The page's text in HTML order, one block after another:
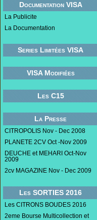
Documentation VISA
La Publicite
La Documentation
Series Limitées VISA
VISA Modifiées
Les C15
La Presse
CITROPOLIS Nov - Dec 2008
PLANETE 2CV Oct -Nov 2009
DEUCHE et MEHARI Oct-Nov
2009
2cv MAGAZINE Nov - Dec 2009
Les SORTIES 2016
Les CITRONS BOUDES 2016
2eme Bourse Multicollection et